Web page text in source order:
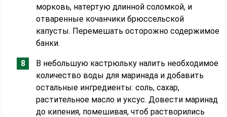
морковь, натертую длинной соломкой, и
отваренные кочанчики брюссельской
капусты. Перемешать осторожно содержимое
банки.
В небольшую кастрюльку налить необходимое
количество воды для маринада и добавить
остальные ингредиенты: соль, сахар,
растительное масло и уксус. Довести маринад
до кипения, помешивая, чтоб растворились